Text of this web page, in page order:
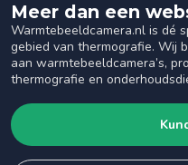
Meer dan een
Warmtebeeldcamera.nl is dé
gebied van thermografie. Wij
aan warmtebeeldcamera’s,
thermografie en